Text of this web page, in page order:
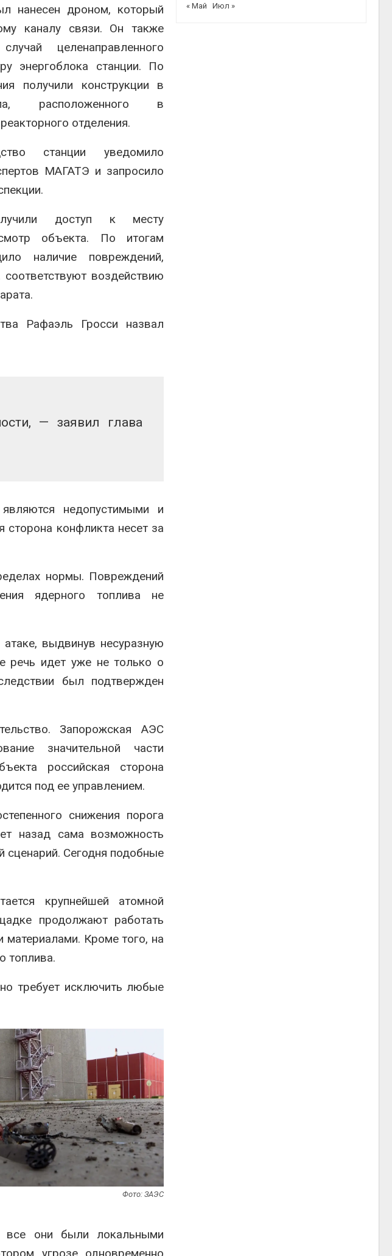
нанесен дроном, который
каналу связи. Он также
целенаправленного
энергоблока станции. По
получили конструкции в
расположенного в
отделения.
станции уведомило
МАГАТЭ и запросило
доступ к месту
объекта. По итогам
наличие повреждений,
воздействию
Рафаэль Гросси назвал
— заявил глава
недопустимыми и
сторона конфликта несет за
нормы. Повреждений
ядерного топлива не
выдвинув несуразную
речь идет уже не только о
был подтвержден
Запорожская АЭС
значительной части
российская сторона
под ее управлением.
снижения порога
назад сама возможность
сценарий. Сегодня подобные
крупнейшей атомной
продолжают работать
материалами. Кроме того, на
топлива.
требует исключить любые
Фото: ЗАЭС
все они были локальными
« Май
Июл »